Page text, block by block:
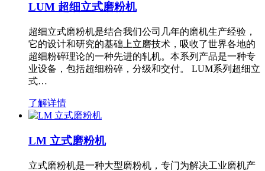
LUM 超细立式磨粉机
超细立式磨粉机是结合我们公司几年的磨机生产经验，
它的设计和研究的基础上立磨技术，吸收了世界各地的
超细粉碎理论的一种先进的轧机。本系列产品是一种专
业设备，包括超细粉碎，分级和交付。 LUM系列超细立
式…
了解详情
LM 立式磨粉机
立式磨粉机是一种大型磨粉机，专门为解决工业磨机产